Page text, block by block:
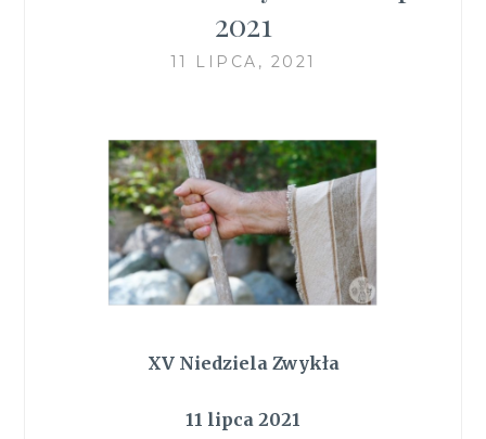
2021
11 LIPCA, 2021
XV Niedziela Zwykła
11 lipca 2021